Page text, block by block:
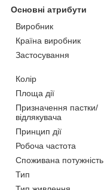
Основні атрибути
Виробник
Країна виробник
Застосування
Колір
Площа дії
Призначення пастки/
відлякувача
Принцип дії
Робоча частота
Споживана потужність
Тип